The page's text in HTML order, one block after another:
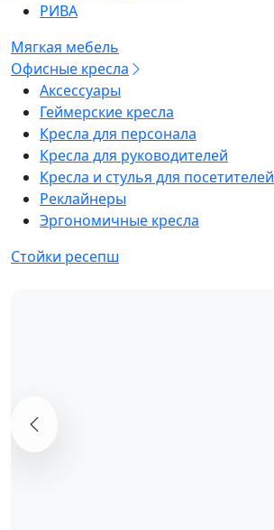
РИВА
Мягкая мебель
Офисные кресла
Аксессуары
Геймерские кресла
Кресла для персонала
Кресла для руководителей
Кресла и стулья для посетителей
Реклайнеры
Эргономичные кресла
Стойки ресепш